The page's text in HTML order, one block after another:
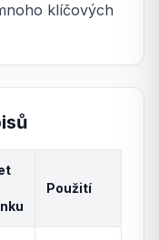
klíčových
Použití